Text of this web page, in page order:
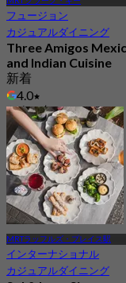
フュージョン
カジュアルダイニング
Three Amigos
and Indian Cuisine
新着
4.0
からS$ 27.5
MRTラッフルズ・プレイス駅
インターナショナル
カジュアルダイニング